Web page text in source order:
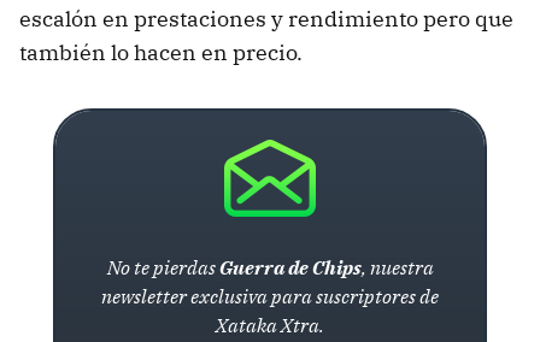
escalón en prestaciones y rendimiento pero que
también lo hacen en precio.
No te pierdasGuerra de Chips, nuestra
newsletter exclusiva para suscriptores de
Xataka Xtra.